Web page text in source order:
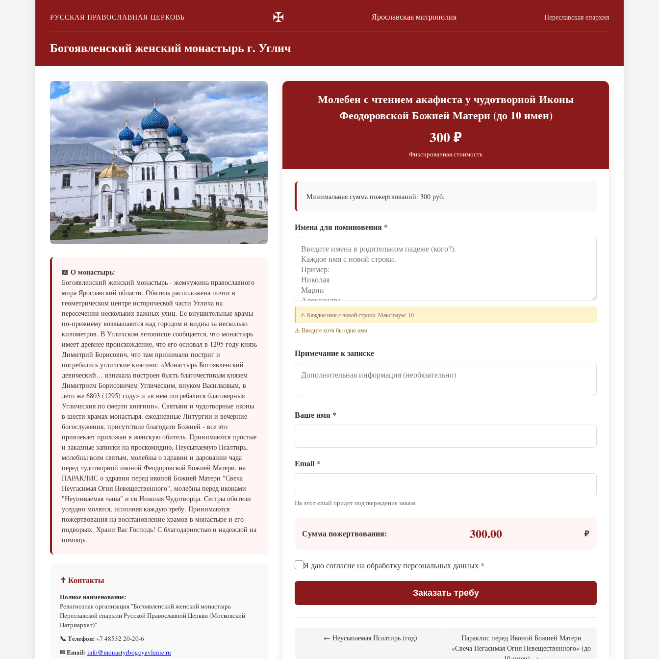
РУССКАЯ ПРАВОСЛАВНАЯ ЦЕРКОВЬ ✠ Ярославская митрополия Переславская епархия
Богоявленский женский монастырь г. Углич
📖 О монастырь:
Богоявленский женский монастырь - жемчужина православного
мира Ярославский области. Обитель расположена почти в
геометрическом центре исторической части Углича на
пересечении нескольких важных улиц. Ее внушительные храмы
по-прежнему возвышаются над городом и видны за несколько
километров. В Угличском летописце сообщается, что монастырь
имеет древнее происхождение, что его основал в 1295 году князь
Димитрий Борисович, что там принимали постриг и
погребались угличские княгини: «Монастырь Богоявленский
девический… изначала построен бысть благочестивым князем
Димитрием Борисовичем Углическим, внуком Василковым, в
лето же 6803 (1295) году» и «в нем погребалися благоверныя
Углическия по смерти княгини». Святыни и чудотворные иконы
в шести храмах монастыря, ежедневные Литургии и вечерние
богослужения, присутствие благодати Божией - все это
привлекает прихожан в женскую обитель. Принимаются простые
и заказные записки на проскомидию, Неусыпаемую Псалтирь,
молебны всем святым, молебны о здравии и даровании чада
перед чудотворной иконой Феодоровской Божией Матери, на
ПАРАКЛИС о здравии перед иконой Божией Матери "Свеча
Неугасимая Огня Невещественного", молебны перед иконами
"Неупиваемая чаша" и св.Николая Чудотворца. Сестры обители
усердно молятся, исполняя каждую требу. Принимаются
пожертвования на восстановление храмов в монастыре и его
подворьях. Храни Вас Господь! С благодарностью и надеждой на
помощь.
✝ Контакты
Полное наименование:
Религиозная организация "Богоявленский женский монастырь
Переславской епархии Русской Православной Церкви (Московский
Патриархат)"
📞 Телефон: +7 48532 20-20-6
✉ Email: info@monastyrbogoyavlenie.ru
Молебен с чтением акафиста у чудотворной Иконы
Феодоровской Божией Матери (до 10 имен)
300 ₽
Фиксированная стоимость
Минимальная сумма пожертвований: 300 руб.
Имена для поминовения *
⚠️ Каждое имя с новой строки. Максимум: 10
⚠️ Введите хотя бы одно имя
Примечание к записке
Ваше имя *
Email *
На этот email придет подтверждение заказа
Сумма пожертвования: 300.00 ₽
Я даю согласие на обработку персональных данных *
Заказать требу
← Неусыпаемая Псалтирь (год)
Параклис перед Иконой Божией Матери
«Свеча Негасимая Огня Невещественного» (до